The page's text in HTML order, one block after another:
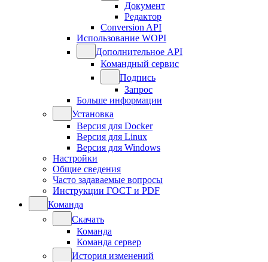
Документ
Редактор
Conversion API
Использование WOPI
Дополнительное API
Командный сервис
Подпись
Запрос
Больше информации
Установка
Версия для Docker
Версия для Linux
Версия для Windows
Настройки
Общие сведения
Часто задаваемые вопросы
Инструкции ГОСТ и PDF
Команда
Скачать
Команда
Команда сервер
История изменений